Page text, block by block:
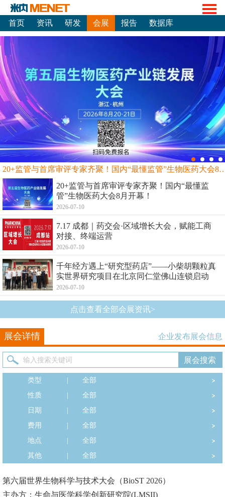
首页 资讯 研发 会展 报告 数据库
20+监管与首席审评专家齐聚！国内“最
20+监管与首席审评专家齐聚！国内“最懂监
管”生物医药大会8月开幕！
2026-07-10
7.17 成都｜药交会·区域增长大会，赋能工商
对接、终端运营
2026-07-10
千年经方遇上“研究型药店”——小柴胡颗粒真
实世界研究项目在北京同仁堂佛山连锁启动
2026-07-10
点击查看全部会展资讯>
展会详情 企业发布展会信息
类型
全部
性质
全部
日期
全部
费用
全部
地点
全部
其他
全部
第六届世界生物科学与技术大会（BioST 2026）
主办方：生命与医学科学创新研究院(LMSII)